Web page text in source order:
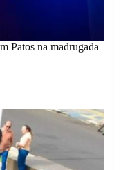
Patos na madrugada